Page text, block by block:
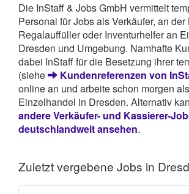
Die InStaff & Jobs GmbH vermittelt
Personal für Jobs als Verkäufer, an
Regalauffüller oder Inventurhelfer an
Dresden und Umgebung. Namhafte
dabei InStaff für die Besetzung ihrer
(siehe
Kundenreferenzen von
online an und arbeite schon morgen
Einzelhandel in Dresden. Alternativ
andere Verkäufer- und Kassierer-
deutschlandweit ansehen.
Zuletzt vergebene Jobs in